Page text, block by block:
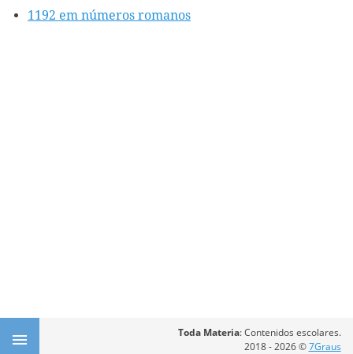
1192 em números romanos
Toda Materia: Contenidos escolares.
2018 - 2026 ©7Graus